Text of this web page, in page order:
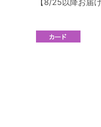
【8/25以降お届